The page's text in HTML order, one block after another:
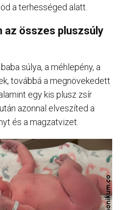
a terhességed alatt.
az összes pluszsúly
súlya, a méhlepény, a
továbbá a megnövekedett
egy kis plusz zsír
azonnal elveszíted a
és a magzatvizet.